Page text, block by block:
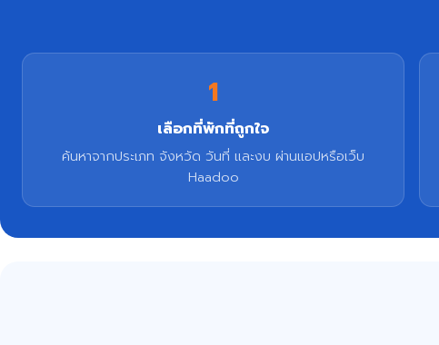
1
เลือกที่พักที่ถูกใจ
ค้นหาจากประเภท จังหวัด วันที่ และงบ ผ่านแอปหรือเว็บ
Haadoo